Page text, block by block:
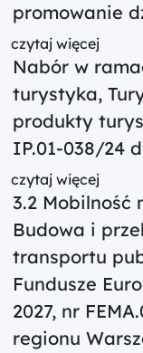
promowanie
czytaj więcej
Nabór w
turystyka,
produkty
IP.01-038/24
czytaj więcej
3.2 Mobilność
Budowa i
transportu
Fundusze
2027, nr
regionu